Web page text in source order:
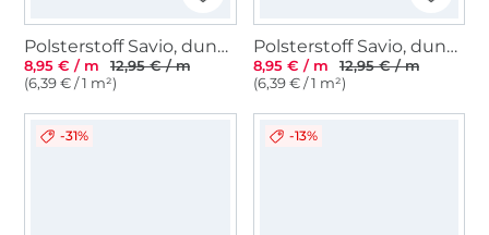
Polsterstoff Savio, dunkelblau
8,95 € / m
12,95 € / m
(6,39 € / 1 m²)
Polsterstoff Savio, dunkelrot
8,95 € / m
12,95 € / m
(6,39 € / 1 m²)
-31% -13%